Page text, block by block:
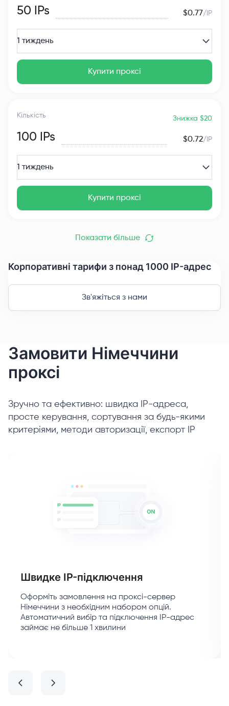
50 IPs $0.77/IP
1 тиждень
Купити проксі
Кількість
100 IPs
Знижка $20
$0.72/IP
1 тиждень
Купити проксі
Показати більше
Корпоративні тарифи з понад 1000 IP-адрес
Зв'яжіться з нами
Замовити Німеччини
проксі
Зручно та ефективно: швидка IP-адреса,
просте керування, сортування за будь-якими
критеріями, методи авторизації, експорт IP
Швидке IP-підключення
Оформіть замовлення на проксі-сервер
Німеччини з необхідним набором опцій.
Автоматичний вибір та підключення IP-адрес
займає не більше 1 хвилини